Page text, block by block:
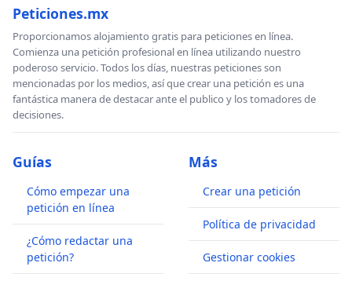
Peticiones.mx
Proporcionamos alojamiento gratis para peticiones en línea.
Comienza una petición profesional en línea utilizando nuestro
poderoso servicio. Todos los días, nuestras peticiones son
mencionadas por los medios, así que crear una petición es una
fantástica manera de destacar ante el publico y los tomadores de
decisiones.
Guías
Cómo empezar una
petición en línea
¿Cómo redactar una
petición?
Más
Crear una petición
Política de privacidad
Gestionar cookies